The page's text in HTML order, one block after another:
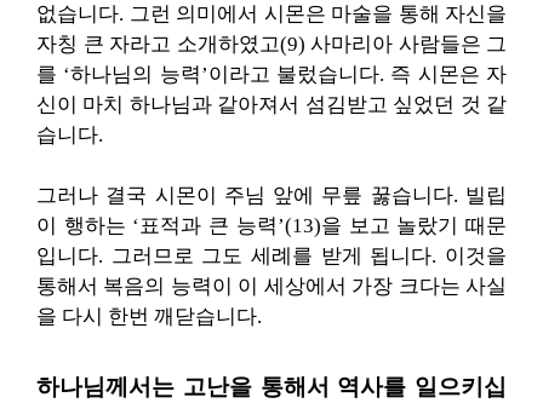
없습니다. 그런 의미에서 시몬은 마술을 통해 자신을
자칭 큰 자라고 소개하였고(9) 사마리아 사람들은 그
를 ‘하나님의 능력’이라고 불렀습니다. 즉 시몬은 자
신이 마치 하나님과 같아져서 섬김받고 싶었던 것 같
습니다.
그러나 결국 시몬이 주님 앞에 무릎 꿇습니다. 빌립
이 행하는 ‘표적과 큰 능력’(13)을 보고 놀랐기 때문
입니다. 그러므로 그도 세례를 받게 됩니다. 이것을
통해서 복음의 능력이 이 세상에서 가장 크다는 사실
을 다시 한번 깨닫습니다.
하나님께서는 고난을 통해서 역사를 일으키십